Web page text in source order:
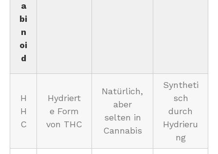
a
bi
n
oi
d
H
H
C
Hydriert
e Form
von THC
Natürlich,
aber
selten in
Cannabis
Syntheti
sch
durch
Hydrieru
ng